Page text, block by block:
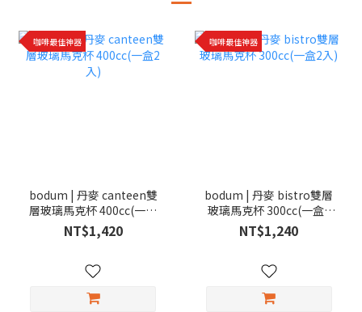
咖啡最佳神器
bodum | 丹麥 canteen雙
層玻璃馬克杯 400cc(一盒
2入)
NT$1,420
咖啡最佳神器
bodum | 丹麥 bistro雙層
玻璃馬克杯 300cc(一盒2
入)
NT$1,240